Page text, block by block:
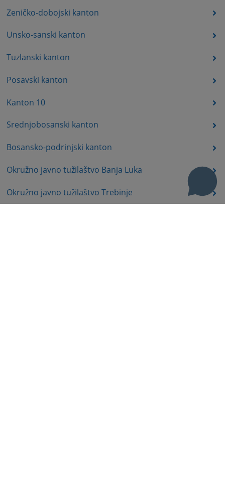
Zeničko-dobojski kanton
Unsko-sanski kanton
Tuzlanski kanton
Posavski kanton
Kanton 10
Srednjobosanski kanton
Bosansko-podrinjski kanton
Okružno javno tužilaštvo Banja Luka
Okružno javno tužilaštvo Trebinje